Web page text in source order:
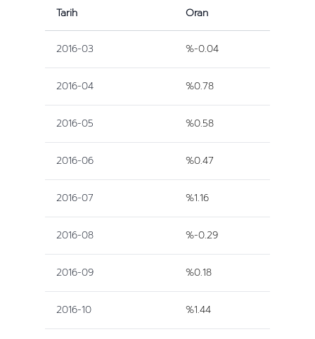
Tarih Oran
2016-03 %-0.04
2016-04 %0.78
2016-05 %0.58
2016-06 %0.47
2016-07 %1.16
2016-08 %-0.29
2016-09 %0.18
2016-10 %1.44